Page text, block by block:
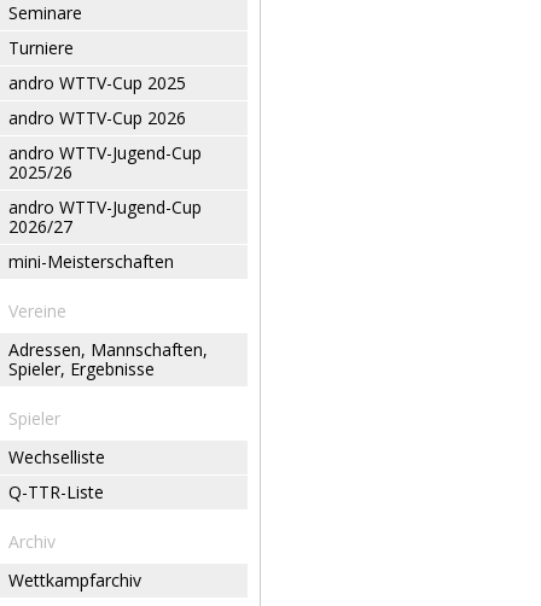
Seminare
Turniere
andro WTTV-Cup 2025
andro WTTV-Cup 2026
andro WTTV-Jugend-Cup
2025/26
andro WTTV-Jugend-Cup
2026/27
mini-Meisterschaften
Vereine
Adressen, Mannschaften,
Spieler, Ergebnisse
Spieler
Wechselliste
Q-TTR-Liste
Archiv
Wettkampfarchiv